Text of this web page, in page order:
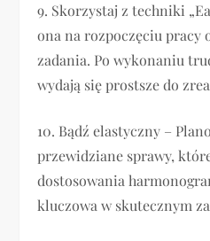
9. Skorzystaj z techniki
ona na rozpoczęciu pracy
zadania. Po wykonaniu
wydają się prostsze do
10. Bądź elastyczny –
przewidziane sprawy,
dostosowania
kluczowa w skutecznym